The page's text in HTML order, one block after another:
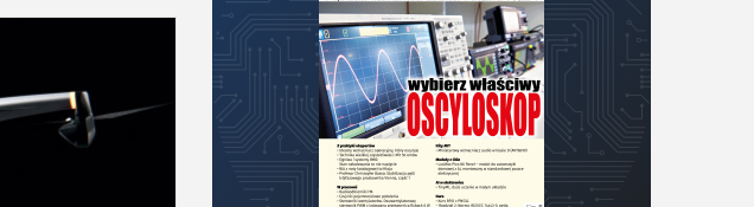
PCB/Montaż
Podstawy elektroniki
Podzespoły bierne
Półprzewodniki
Pomiary i testy
Projektowanie